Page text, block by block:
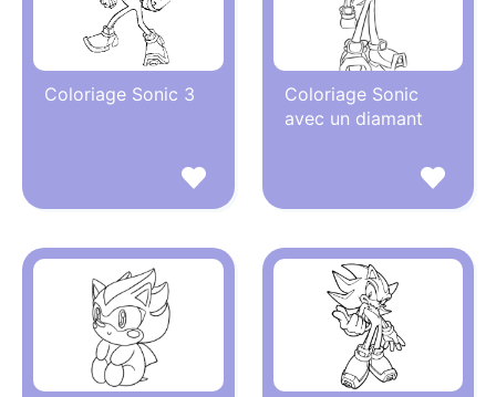
Coloriage Sonic 3
Coloriage Sonic
avec un diamant